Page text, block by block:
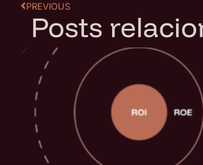
PREVIOUS
Posts